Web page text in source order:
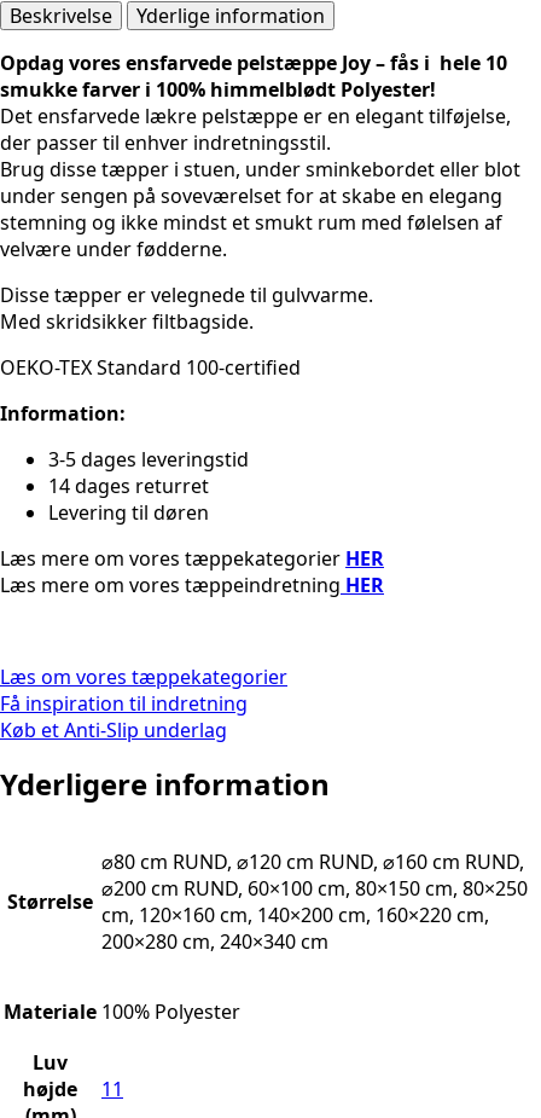
Beskrivelse
Yderlige information
Opdag vores ensfarvede pelstæppe Joy – fås i hele 10
smukke farver i 100% himmelblødt Polyester!
Det ensfarvede lækre pelstæppe er en elegant tilføjelse,
der passer til enhver indretningsstil.
Brug disse tæpper i stuen, under sminkebordet eller blot
under sengen på soveværelset for at skabe en elegang
stemning og ikke mindst et smukt rum med følelsen af
velvære under fødderne.
Disse tæpper er velegnede til gulvvarme.
Med skridsikker filtbagside.
OEKO-TEX Standard 100-certified
Information:
3-5 dages leveringstid
14 dages returret
Levering til døren
Læs mere om vores tæppekategorier HER
Læs mere om vores tæppeindretning HER
Læs om vores tæppekategorier
Få inspiration til indretning
Køb et Anti-Slip underlag
Yderligere information
Størrelse
⌀80 cm RUND, ⌀120 cm RUND, ⌀160 cm RUND,
⌀200 cm RUND, 60×100 cm, 80×150 cm, 80×250
cm, 120×160 cm, 140×200 cm, 160×220 cm,
200×280 cm, 240×340 cm
Materiale 100% Polyester
Luv
højde
11